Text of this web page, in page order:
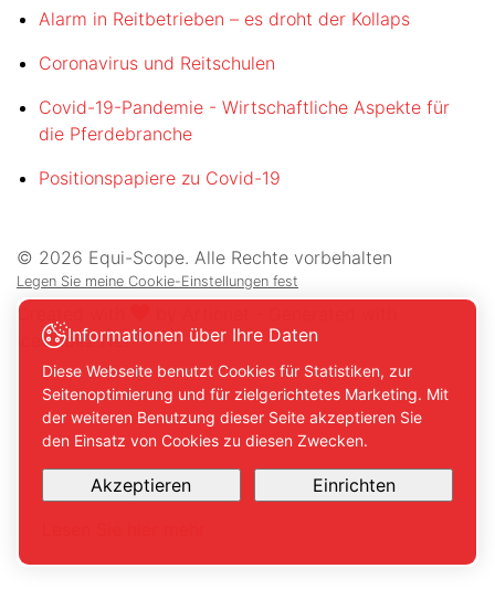
Alarm in Reitbetrieben – es droht der Kollaps
Coronavirus und Reitschulen
Covid-19-Pandemie - Wirtschaftliche Aspekte für
die Pferdebranche
Positionspapiere zu Covid-19
© 2026 Equi-Scope. Alle Rechte vorbehalten
Legen Sie meine Cookie-Einstellungen fest
Created with
IceCube2.Net
Informationen über Ihre Daten
Diese Webseite benutzt Cookies für Statistiken, zur
Seitenoptimierung und für zielgerichtetes Marketing. Mit
der weiteren Benutzung dieser Seite akzeptieren Sie
den Einsatz von Cookies zu diesen Zwecken.
Akzeptieren
Einrichten